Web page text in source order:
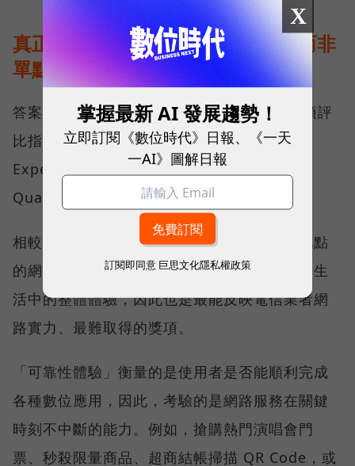
真正的好網路，比的是長期穩定、而非
單點測速
答案，就藏在 Opensignal 最具代表性的兩項評
比指標──可靠性體驗（Reliability
Experience）與品質一致性（Consistent
Quality）。
相較於傳統下載速度只反映單一時間、單一地點
的網路表現，這兩項指標更重視使用者在真實生
活中的整體體驗，因此也是最能反映電信業者網
路實力、最難取得的獎項。
「可靠性體驗」衡量的是使用者是否能順利完成
各種數位應用，因此，考驗的是網路服務在關鍵
時刻不中斷的能力。例如，搶購熱門演唱會門
票、秒殺限量商品、超商結帳掃描 QR Code，或
X
掌握最新 AI 發展趨勢！
立即訂閱《數位時代》日報、《一天
一AI》圖解日報
訂閱即同意 巨思文化隱私權政策